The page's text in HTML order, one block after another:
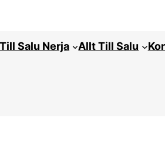
Till Salu Nerja Allt Till Salu